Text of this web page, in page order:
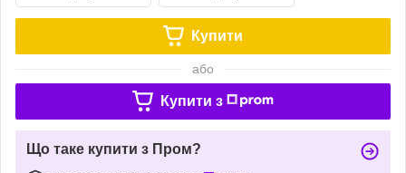
Купити
або
Купити з
Що таке купити з Пром?